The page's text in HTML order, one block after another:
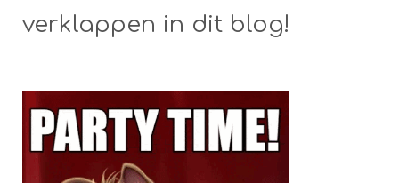
verklappen in dit blog!